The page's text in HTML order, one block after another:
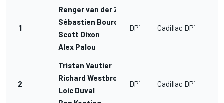
1
Renger van der Zande
Sébastien Bourdais
Scott Dixon
Alex Palou
DPi Cadillac DPi
2
Tristan Vautier
Richard Westbrook
Loic Duval
DPi Cadillac DPi